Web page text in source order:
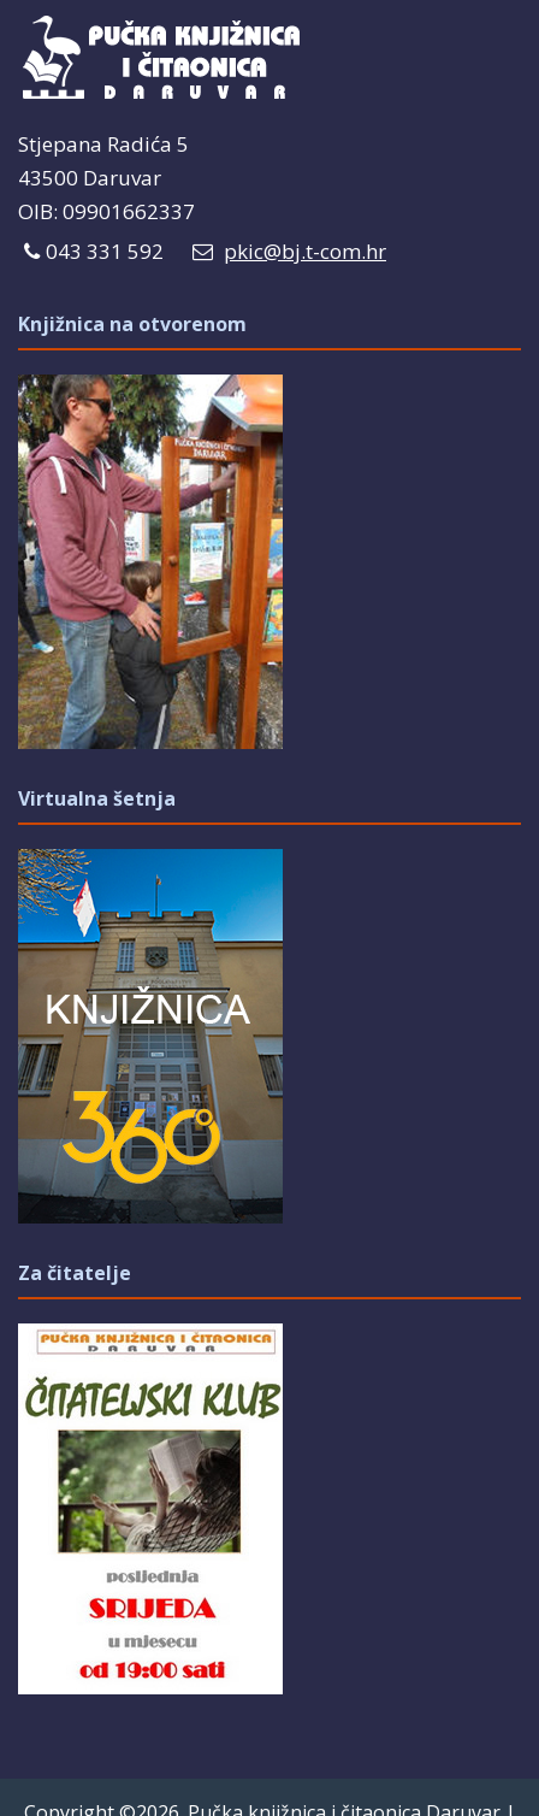
Stjepana Radića 5
43500 Daruvar
OIB: 09901662337
043 331 592
pkic@bj.t-com.hr
Knjižnica na otvorenom
Virtualna šetnja
Za čitatelje